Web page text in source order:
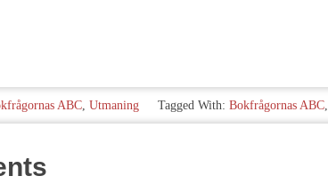
ABC, Utmaning Tagged With: Bokfrågornas ABC,